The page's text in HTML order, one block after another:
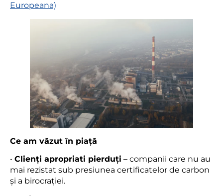
Europeana)
Ce am văzut în piață
• Clienți apropriati pierduți – companii care nu au
mai rezistat sub presiunea certificatelor de carbon
și a birocrației.